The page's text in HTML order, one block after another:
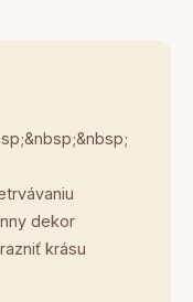
dekor
krásu